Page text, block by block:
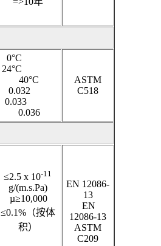
0°C
24°C
40°C
0.032
0.033
0.036
ASTM
C518
≤2.5 x 10-11
g/(m.s.Pa)
µ≥10,000
≤0.1%（按体
积）
EN 12086-
13
EN
12086-13
ASTM
C209